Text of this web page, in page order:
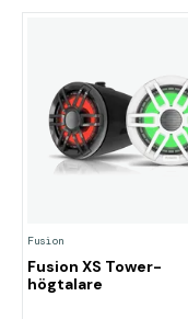
Fusion
Fusion XS Tower-
högtalare